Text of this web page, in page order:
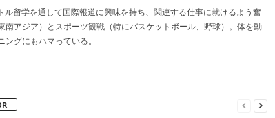
ル留学を通して国際報道に興味を持ち、関連する仕事に就けるよう奮
南アジア）とスポーツ観戦（特にバスケットボール、野球）。体を動
グにもハマっている。